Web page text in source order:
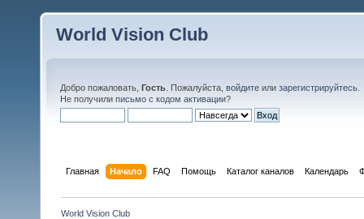
World Vision Club
Добро пожаловать, Гость . Пожалуйста, войдите или зарегистрируйтесь
Не получили письмо с кодом активации?
Главная Начало FAQ Помощь Каталог каналов Календарь
World Vision Club